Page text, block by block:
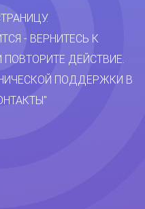
- ВЕРНИТЕСЬ К
ДЕЙСТВИЕ.
ПОДДЕРЖКИ В